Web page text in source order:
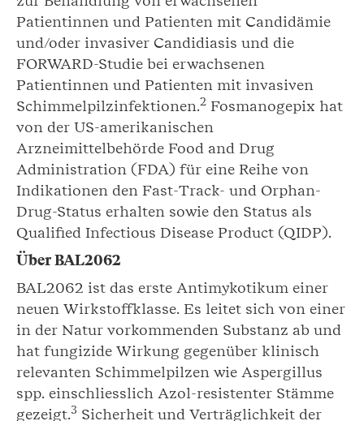
Patientinnen und Patienten mit Candidämie
und/oder invasiver Candidiasis und die
FORWARD-Studie bei erwachsenen
Patientinnen und Patienten mit invasiven
Schimmelpilzinfektionen.2 Fosmanogepix hat
von der US-amerikanischen
Arzneimittelbehörde Food and Drug
Administration (FDA) für eine Reihe von
Indikationen den Fast-Track- und Orphan-
Drug-Status erhalten sowie den Status als
Qualified Infectious Disease Product (QIDP).
Über BAL2062
BAL2062 ist das erste Antimykotikum einer
neuen Wirkstoffklasse. Es leitet sich von einer
in der Natur vorkommenden Substanz ab und
hat fungizide Wirkung gegenüber klinisch
relevanten Schimmelpilzen wie Aspergillus
spp. einschliesslich Azol-resistenter Stämme
gezeigt.3 Sicherheit und Verträglichkeit der